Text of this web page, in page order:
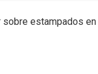
estampados en